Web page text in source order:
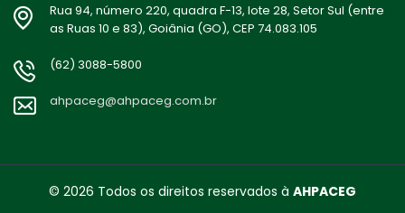
Rua 94, número 220, quadra F-13, lote 28, Setor Sul (entre
as Ruas 10 e 83), Goiânia (GO), CEP 74.083.105
(62) 3088-5800
ahpaceg@ahpaceg.com.br
© 2026 Todos os direitos reservados à AHPACEG